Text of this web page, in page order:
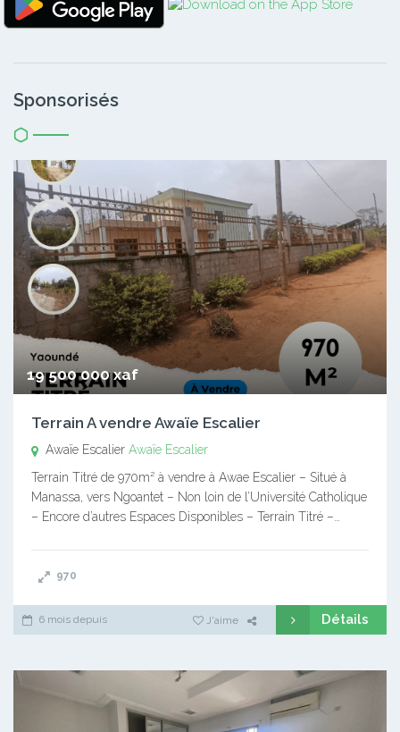
Sponsorisés
19 500 000 xaf
Terrain A vendre Awaïe Escalier
Awaïe Escalier Awaïe Escalier
Terrain Titré de 970m² à vendre à Awae Escalier – Situé à
Manassa, vers Ngoantet – Non loin de l’Université Catholique
– Encore d’autres Espaces Disponibles – Terrain Titré –…
970
6 mois depuis J'aime Détails